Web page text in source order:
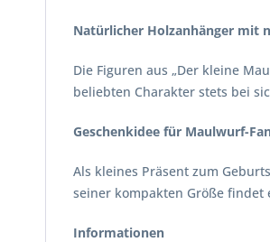
Natürlicher Holzanhänger mit
Die Figuren aus „Der kleine
beliebten Charakter stets bei
Geschenkidee für Maulwurf-
Als kleines Präsent zum
seiner kompakten Größe findet
Informationen